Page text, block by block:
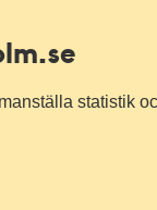
statistik